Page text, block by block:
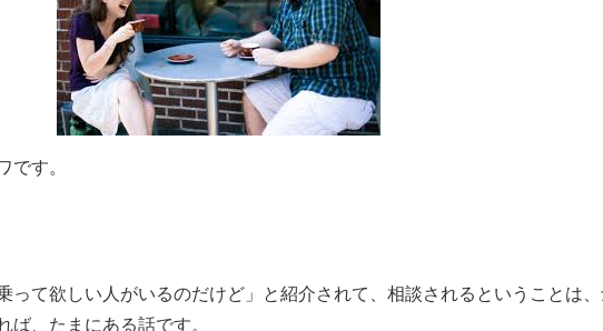
です。
って欲しい人がいるのだけど」と紹介されて、相談されるということは
ば、たまにある話です。